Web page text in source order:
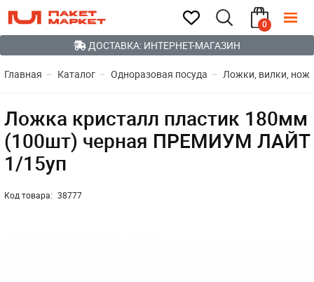
0
ДОСТАВКА: ИНТЕРНЕТ-МАГАЗИН
Главная Каталог Одноразовая посуда Ложки, вилки,
Ложка кристалл пластик 180мм
(100шт) черная ПРЕМИУМ ЛАЙТ
1/15уп
Код товара: 38777